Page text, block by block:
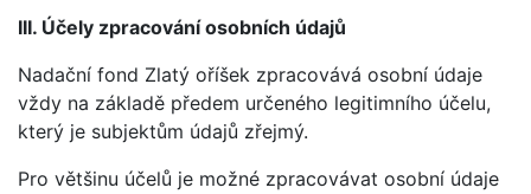
III. Účely zpracování osobních údajů
Nadační fond Zlatý oříšek zpracovává osobní údaje
vždy na základě předem určeného legitimního účelu,
který je subjektům údajů zřejmý.
Pro většinu účelů je možné zpracovávat osobní údaje